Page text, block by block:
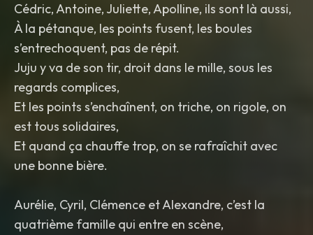
Cédric, Antoine, Juliette, Apolline, ils sont là aussi,
À la pétanque, les points fusent, les boules
s’entrechoquent, pas de répit.
Juju y va de son tir, droit dans le mille, sous les
regards complices,
Et les points s’enchaînent, on triche, on rigole, on
est tous solidaires,
Et quand ça chauffe trop, on se rafraîchit avec
une bonne bière.
Aurélie, Cyril, Clémence et Alexandre, c’est la
quatrième famille qui entre en scène,